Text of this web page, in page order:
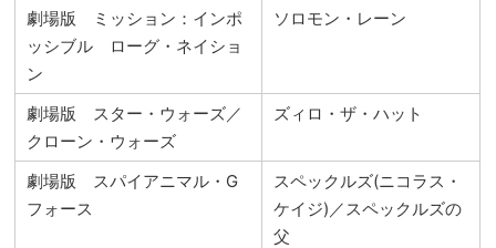
劇場版 ミッション：インポ
ッシブル ローグ・ネイショ
ン
ソロモン・レーン
劇場版 スター・ウォーズ／
クローン・ウォーズ
ズィロ・ザ・ハット
劇場版 スパイアニマル・G
フォース
スペックルズ(ニコラス・
ケイジ)／スペックルズの
父